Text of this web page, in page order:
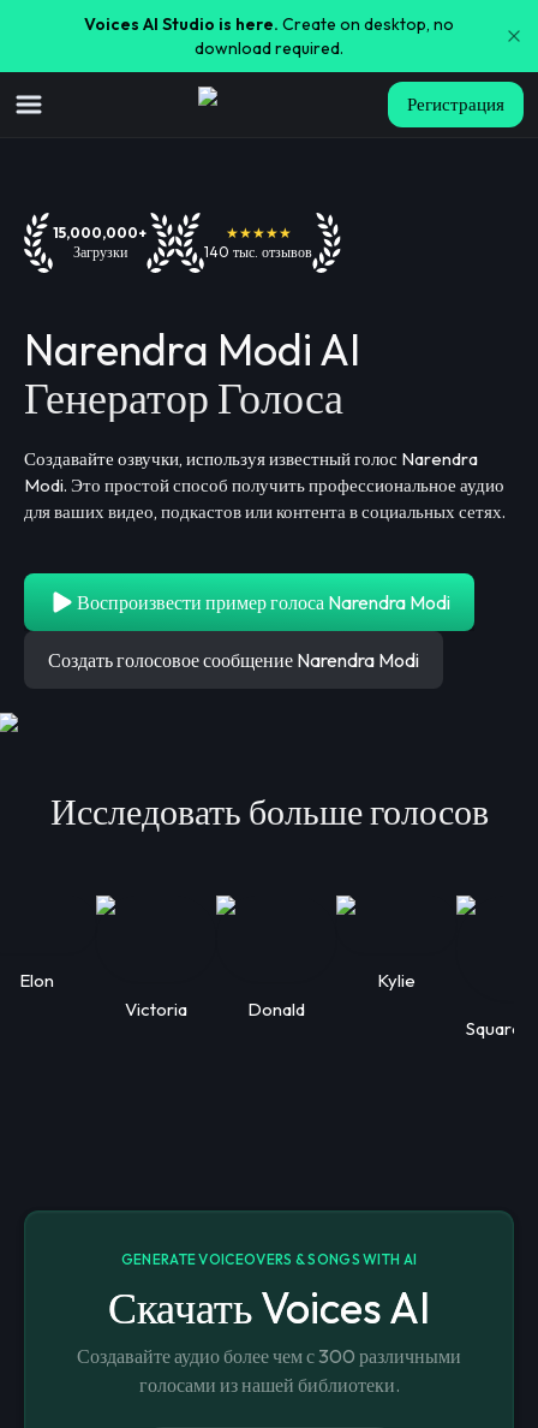
Voices AI Studio is here. Create on desktop, no
download required.
Регистрация
15,000,000+
Загрузки
★★★★★
140 тыс. отзывов
Narendra Modi AI
Генератор Голоса
Создавайте озвучки, используя известный голос Narendra
Modi. Это простой способ получить профессиональное аудио
для ваших видео, подкастов или контента в социальных сетях.
Воспроизвести пример голоса Narendra Modi
Создать голосовое сообщение Narendra Modi
Исследовать больше голосов
Elon
Victoria
Donald
Kylie
GENERATE VOICEOVERS & SONGS WITH AI
Скачать Voices AI
Создавайте аудио более чем с 300 различными
голосами из нашей библиотеки.